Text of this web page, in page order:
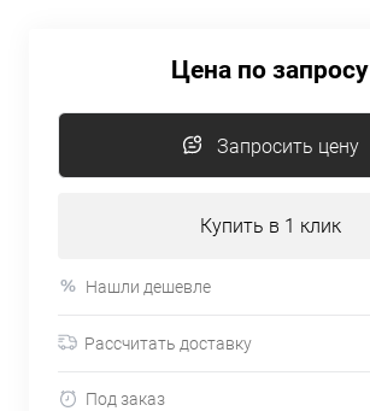
Цена по запросу
Запросить цену
Купить в 1 клик
Нашли дешевле
Рассчитать доставку
Под заказ